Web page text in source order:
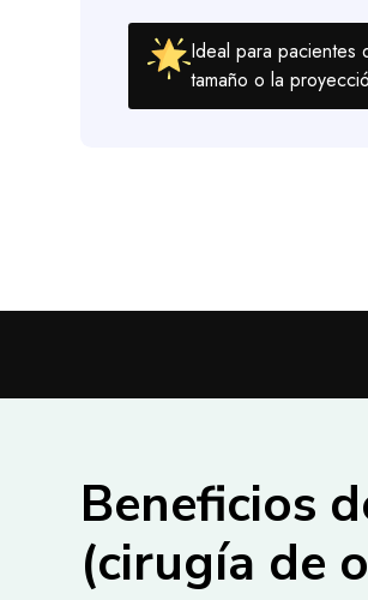
Ideal para pacientes
tamaño o la
Beneficios
(cirugía de